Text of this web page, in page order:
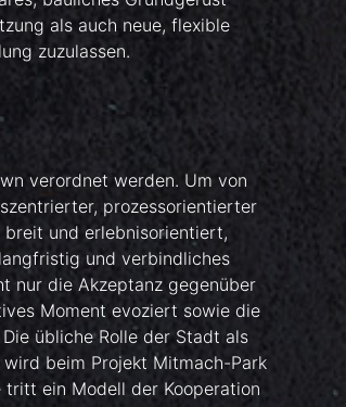
als auch neue, flexible
zuzulassen.
verordnet werden. Um von
prozessorientierter
und erlebnisorientiert,
und verbindliches
nur die Akzeptanz gegenüber
Moment evoziert sowie die
übliche Rolle der Stadt als
beim Projekt Mitmach-Park
ein Modell der Kooperation